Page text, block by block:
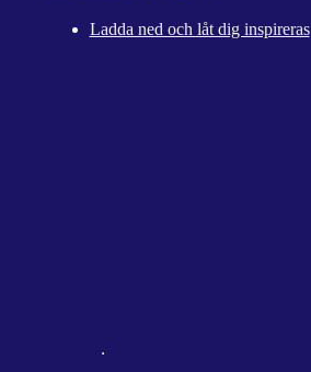
Ladda ned och låt dig inspireras